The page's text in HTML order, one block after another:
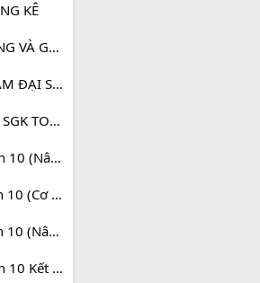
KÊ
CHƯƠNG VI. CUNG VÀ GÓC LƯỢNG GIÁC. CÔNG THỨC LƯỢNG GIÁC
ÔN TẬP CUỐI NĂM ĐẠI SỐ - TOÁN 10
PHẦN HÌNH HỌC - SGK TOÁN 10 (CƠ BẢN)
Giải bài tập SGK Toán 10 (Nâng cao)
Giải bài tập SBT Toán 10 (Cơ bản)
Giải bài tập SBT Toán 10 (Nâng cao)
Giải bài tập SGK Toán 10 Kết nối tri thức